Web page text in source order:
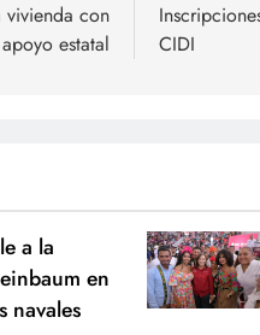
vivienda con
apoyo estatal
CIDI
a la
en
navales